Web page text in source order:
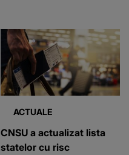
ACTUALE
CNSU a actualizat lista
statelor cu risc